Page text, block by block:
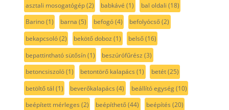
asztali mosogatógép(2) babkávé (1) bal oldali (18)
Barino(1) barna (5) befogó(4) befolyócső(2)
bekapcsoló(2) bekötő doboz (1) belső(16)
bepattintható sütősín(1) beszúrófűrész (3)
betoncsiszoló(1) betontörő kalapács (1) betét(25)
betöltő tál (1) beverőkalapács (4) beállító egység(10)
beépített mérleges (2) beépíthető(44) beépítés (20)